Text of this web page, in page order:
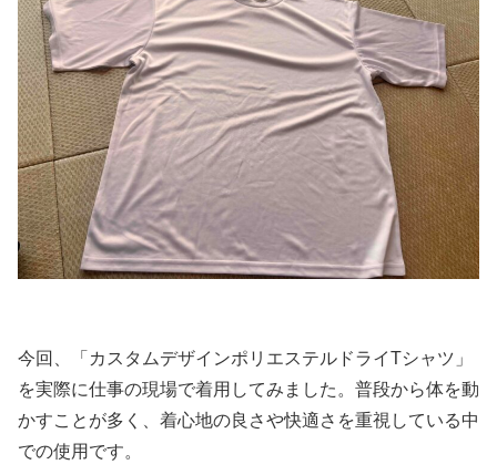
今回、「カスタムデザインポリエステルドライTシャツ」
を実際に仕事の現場で着用してみました。普段から体を動
かすことが多く、着心地の良さや快適さを重視している中
での使用です。